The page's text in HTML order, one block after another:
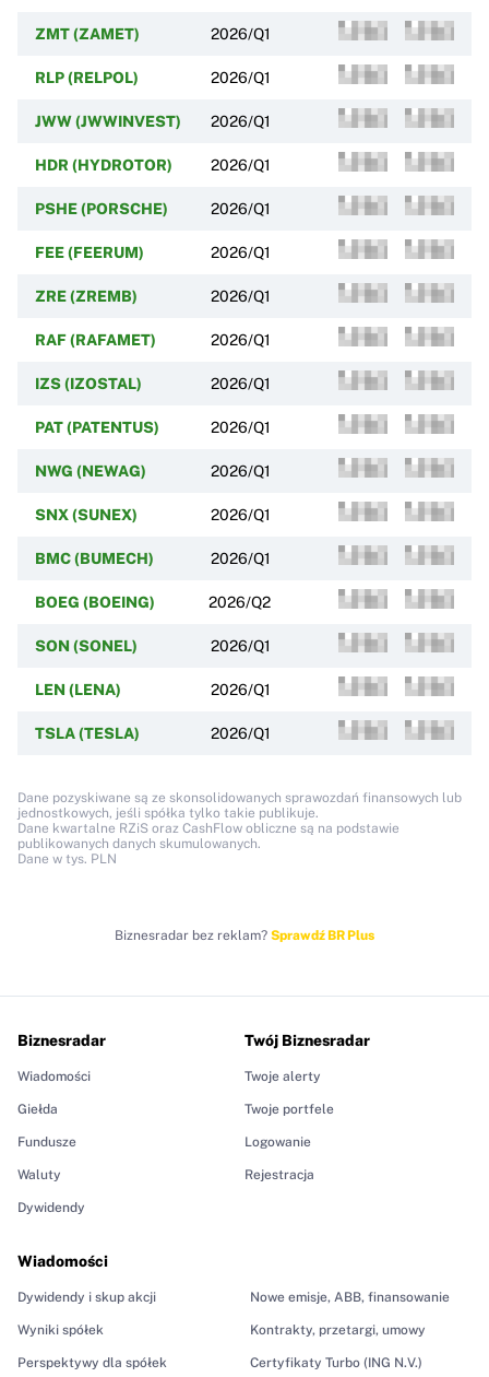
ZMT (ZAMET) 2026/Q1
RLP (RELPOL) 2026/Q1
JWW (JWWINVEST) 2026/Q1
HDR (HYDROTOR) 2026/Q1
PSHE (PORSCHE) 2026/Q1
FEE (FEERUM) 2026/Q1
ZRE (ZREMB) 2026/Q1
RAF (RAFAMET) 2026/Q1
IZS (IZOSTAL) 2026/Q1
PAT (PATENTUS) 2026/Q1
NWG (NEWAG) 2026/Q1
SNX (SUNEX) 2026/Q1
BMC (BUMECH) 2026/Q1
BOEG (BOEING) 2026/Q2
SON (SONEL) 2026/Q1
LEN (LENA) 2026/Q1
TSLA (TESLA) 2026/Q1
Dane pozyskiwane są ze skonsolidowanych sprawozdań finansowych lub
jednostkowych, jeśli spółka tylko takie publikuje.
Dane kwartalne RZiS oraz CashFlow obliczne są na podstawie
publikowanych danych skumulowanych.
Dane w tys. PLN
Biznesradar bez reklam? Sprawdź BR Plus
Biznesradar
Wiadomości
Giełda
Fundusze
Waluty
Dywidendy
Wiadomości
Dywidendy i skup akcji
Wyniki spółek
Perspektywy dla spółek
Nowe emisje, ABB, finansowanie
Kontrakty, przetargi, umowy
Certyfikaty Turbo (ING N.V.)
Twój Biznesradar
Twoje alerty
Twoje portfele
Logowanie
Rejestracja